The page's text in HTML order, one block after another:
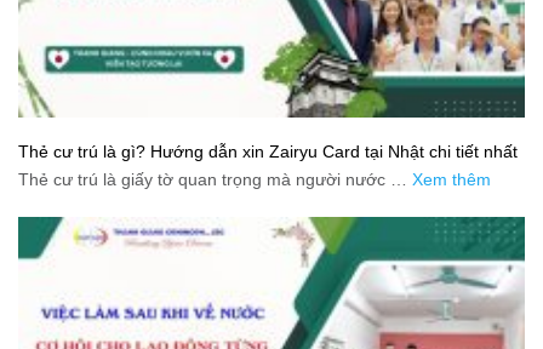
Thẻ cư trú là gì? Hướng dẫn xin Zairyu Card tại Nhật chi tiết nhất
Thẻ cư trú là giấy tờ quan trọng mà người nước … Xem thêm